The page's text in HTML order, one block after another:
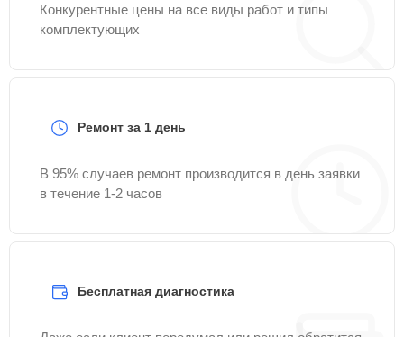
Конкурентные цены на все виды работ и типы
комплектующих
Ремонт за 1 день
В 95% случаев ремонт производится в день заявки
в течение 1-2 часов
Бесплатная диагностика